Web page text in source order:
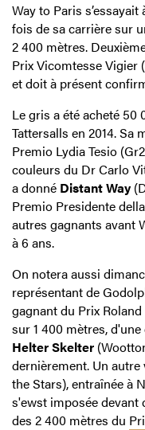
Way to Paris
fois de sa carrière sur
2 400 mètres.
Prix Vicomtesse Vigier
et doit à présent
Le gris a été acheté 50
Tattersalls en 2014. Sa
Premio Lydia Tesio
couleurs du Dr Carlo
a donné Distant Way
Premio Presidente
autres gagnants avant
à 6 ans.
On notera aussi
représentant de
gagnant du Prix
sur 1 400 mètres,
Helter Skelter
dernièrement. Un
the Stars), entraînée à
s'ewst imposée devant
des 2 400 mètres du